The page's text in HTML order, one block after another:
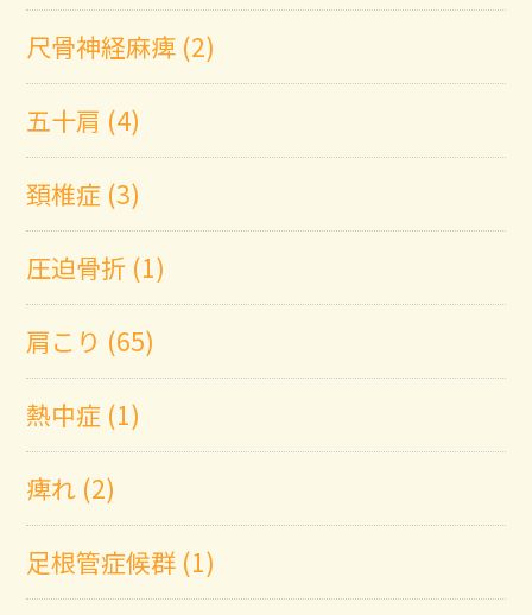
尺骨神経麻痺 (2)
五十肩 (4)
頚椎症 (3)
圧迫骨折 (1)
肩こり (65)
熱中症 (1)
痺れ (2)
足根管症候群 (1)